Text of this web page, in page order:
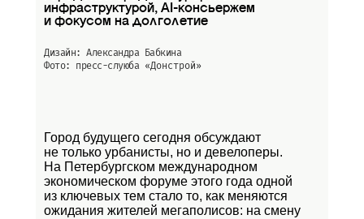
инфраструктурой, AI-консьержем
и фокусом на долголетие
Дизайн: Александра Бабкина
Фото: пресс-слуюба «Донстрой»
Город будущего сегодня обсуждают
не только урбанисты, но и девелоперы.
На Петербургском международном
экономическом форуме этого года одной
из ключевых тем стало то, как меняются
ожидания жителей мегаполисов: на смену